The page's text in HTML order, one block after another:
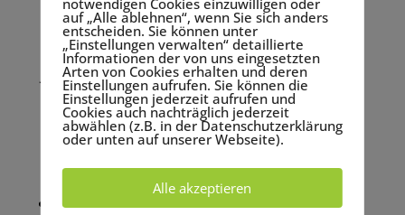
Gespräch verschiedene Lösungen an!
Darüber hinaus haben wir in den letzten
Jahren stetig in den Bereich Event-Ausstattung
investiert, um Ihnen ein noch größeres
Portfolio für Ihre Veranstaltung aus einer
Hand anbieten zu können.
Einen Auszug aus unserem Programm:
Verstromung von Veranstaltungen und
notwendigen Cookies einzuwilligen oder
auf „Alle ablehnen“, wenn Sie sich anders
entscheiden. Sie können unter
„Einstellungen verwalten“ detaillierte
Informationen der von uns eingesetzten
Arten von Cookies erhalten und deren
Einstellungen aufrufen. Sie können die
Einstellungen jederzeit aufrufen und
Cookies auch nachträglich jederzeit
abwählen (z.B. in der Datenschutzerklärung
oder unten auf unserer Webseite).
Alle akzeptieren